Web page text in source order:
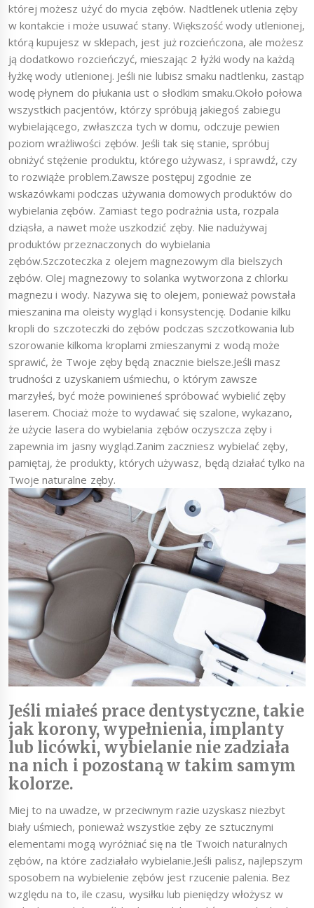
której możesz użyć do mycia zębów. Nadtlenek utlenia zęby
w kontakcie i może usuwać stany. Większość wody utlenionej,
którą kupujesz w sklepach, jest już rozcieńczona, ale możesz
ją dodatkowo rozcieńczyć, mieszając 2 łyżki wody na każdą
łyżkę wody utlenionej. Jeśli nie lubisz smaku nadtlenku, zastąp
wodę płynem do płukania ust o słodkim smaku.Około połowa
wszystkich pacjentów, którzy spróbują jakiegoś zabiegu
wybielającego, zwłaszcza tych w domu, odczuje pewien
poziom wrażliwości zębów. Jeśli tak się stanie, spróbuj
obniżyć stężenie produktu, którego używasz, i sprawdź, czy
to rozwiąże problem.Zawsze postępuj zgodnie ze
wskazówkami podczas używania domowych produktów do
wybielania zębów. Zamiast tego podrażnia usta, rozpala
dziąsła, a nawet może uszkodzić zęby. Nie nadużywaj
produktów przeznaczonych do wybielania
zębów.Szczoteczka z olejem magnezowym dla bielszych
zębów. Olej magnezowy to solanka wytworzona z chlorku
magnezu i wody. Nazywa się to olejem, ponieważ powstała
mieszanina ma oleisty wygląd i konsystencję. Dodanie kilku
kropli do szczoteczki do zębów podczas szczotkowania lub
szorowanie kilkoma kroplami zmieszanymi z wodą może
sprawić, że Twoje zęby będą znacznie bielsze.Jeśli masz
trudności z uzyskaniem uśmiechu, o którym zawsze
marzyłeś, być może powinieneś spróbować wybielić zęby
laserem. Chociaż może to wydawać się szalone, wykazano,
że użycie lasera do wybielania zębów oczyszcza zęby i
zapewnia im jasny wygląd.Zanim zaczniesz wybielać zęby,
pamiętaj, że produkty, których używasz, będą działać tylko na
Twoje naturalne zęby.
Jeśli miałeś prace dentystyczne, takie
jak korony, wypełnienia, implanty
lub licówki, wybielanie nie zadziała
na nich i pozostaną w takim samym
kolorze.
Miej to na uwadze, w przeciwnym razie uzyskasz niezbyt
biały uśmiech, ponieważ wszystkie zęby ze sztucznymi
elementami mogą wyróżniać się na tle Twoich naturalnych
zębów, na które zadziałało wybielanie.Jeśli palisz, najlepszym
sposobem na wybielenie zębów jest rzucenie palenia. Bez
względu na to, ile czasu, wysiłku lub pieniędzy włożysz w